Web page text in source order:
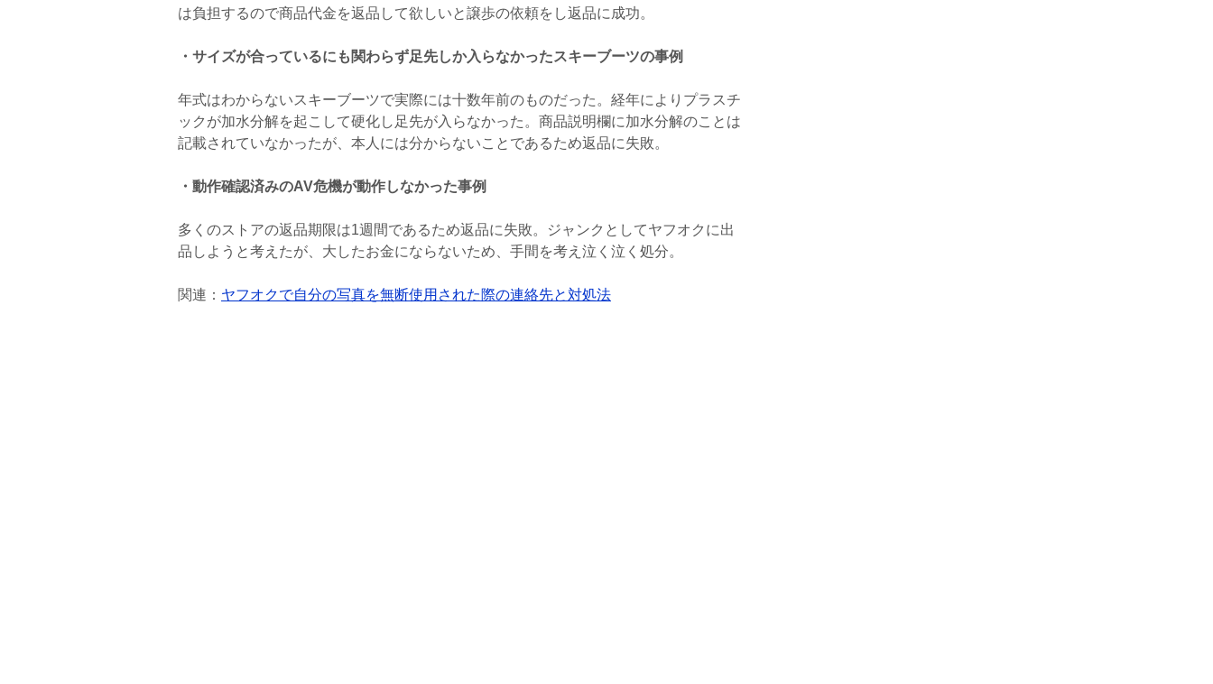
は負担するので商品代金を返品して欲しいと譲歩の依頼をし返品に成功。
・サイズが合っているにも関わらず足先しか入らなかったスキーブーツの事例
年式はわからないスキーブーツで実際には十数年前のものだった。経年によりプラスチ
ックが加水分解を起こして硬化し足先が入らなかった。商品説明欄に加水分解のことは
記載されていなかったが、本人には分からないことであるため返品に失敗。
・動作確認済みのAV危機が動作しなかった事例
多くのストアの返品期限は1週間であるため返品に失敗。ジャンクとしてヤフオクに出
品しようと考えたが、大したお金にならないため、手間を考え泣く泣く処分。
関連： ヤフオクで自分の写真を無断使用された際の連絡先と対処法